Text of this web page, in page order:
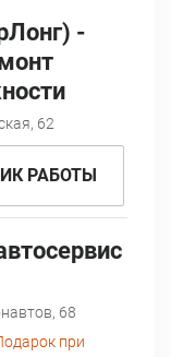
-
62
РАБОТЫ
68
при